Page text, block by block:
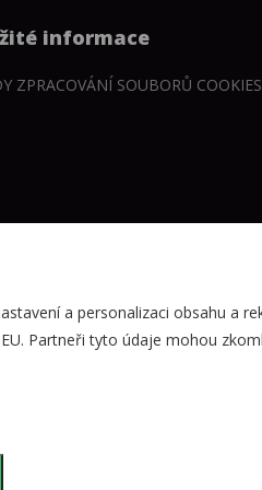
informace
ZPRACOVÁNÍ SOUBORŮ COOKIES
a personalizaci obsahu
Partneři tyto údaje mohou